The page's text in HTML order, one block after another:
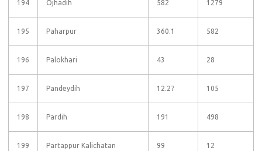
194 Ojhadih 582 1279
195 Paharpur 360.1 582
196 Palokhari 43 28
197 Pandeydih 12.27 105
198 Pardih 191 498
199 Partappur Kalichatan 99 12